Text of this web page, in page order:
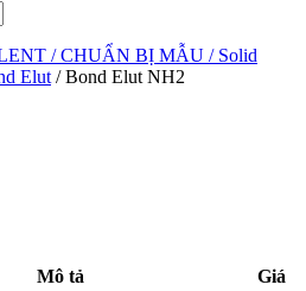
/ CHUẨN BỊ MẪU / Solid
Elut / Bond Elut NH2
Mô tả
Giá